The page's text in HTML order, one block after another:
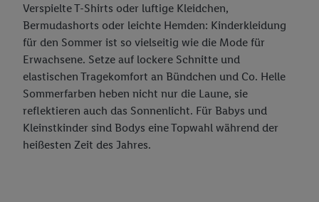
Verspielte T-Shirts oder luftige Kleidchen,
Bermudashorts oder leichte Hemden: Kinderkleidung
für den Sommer ist so vielseitig wie die Mode für
Erwachsene. Setze auf lockere Schnitte und
elastischen Tragekomfort an Bündchen und Co. Helle
Sommerfarben heben nicht nur die Laune, sie
reflektieren auch das Sonnenlicht. Für Babys und
Kleinstkinder sind Bodys eine Topwahl während der
heißesten Zeit des Jahres.